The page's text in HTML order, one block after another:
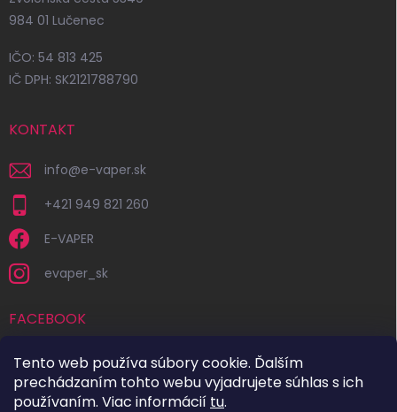
Tento web používa súbory cookie. Ďalším
prechádzaním tohto webu vyjadrujete súhlas s ich
používaním. Viac informácií tu.
984 01 Lučenec
IČO: 54 813 425
IČ DPH: SK2121788790
KONTAKT
info@e-vaper.sk
+421 949 821 260
E-VAPER
evaper_sk
FACEBOOK